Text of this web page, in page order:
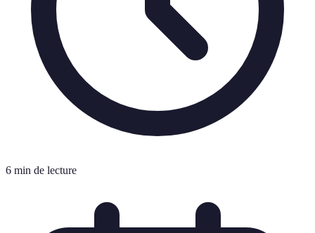
6 min de lecture